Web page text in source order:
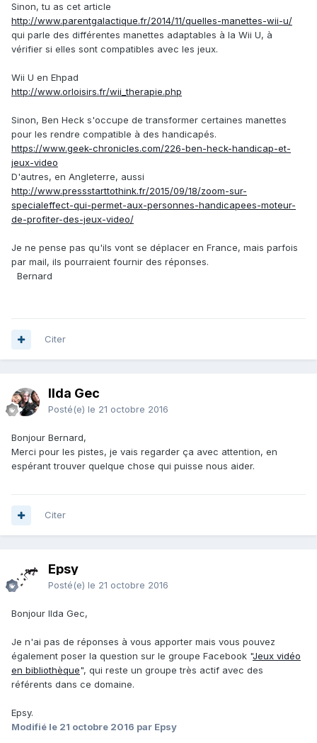
Sinon, tu as cet article
http://www.parentgalactique.fr/2014/11/quelles-manettes-wii-u/
qui parle des différentes manettes adaptables à la Wii U, à
vérifier si elles sont compatibles avec les jeux.
Wii U en Ehpad
http://www.orloisirs.fr/wii_therapie.php
Sinon, Ben Heck s'occupe de transformer certaines manettes
pour les rendre compatible à des handicapés.
https://www.geek-chronicles.com/226-ben-heck-handicap-et-
jeux-video
D'autres, en Angleterre, aussi
http://www.pressstarttothink.fr/2015/09/18/zoom-sur-
specialeffect-qui-permet-aux-personnes-handicapees-moteur-
de-profiter-des-jeux-video/
Je ne pense pas qu'ils vont se déplacer en France, mais parfois
par mail, ils pourraient fournir des réponses.
Bernard
Citer
Ilda Gec
Posté(e) le 21 octobre 2016
Bonjour Bernard,
Merci pour les pistes, je vais regarder ça avec attention, en
espérant trouver quelque chose qui puisse nous aider.
Citer
Epsy
Posté(e) le 21 octobre 2016
Bonjour Ilda Gec,
Je n'ai pas de réponses à vous apporter mais vous pouvez
également poser la question sur le groupe Facebook "Jeux vidéo
en bibliothèque", qui reste un groupe très actif avec des
référents dans ce domaine.
Epsy.
Modifié le 21 octobre 2016 par Epsy